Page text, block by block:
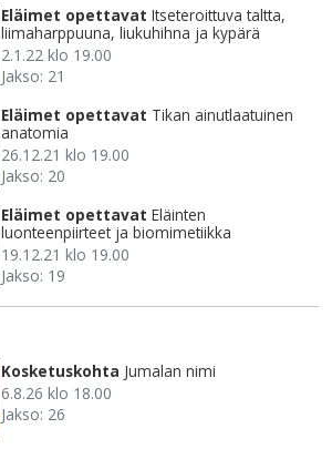
Eläimet opettavat Itseteroittuva taltta,
liimaharppuuna, liukuhihna ja kypärä
2.1.22 klo 19.00
Jakso: 21
Eläimet opettavat Tikan ainutlaatuinen
anatomia
26.12.21 klo 19.00
Jakso: 20
Eläimet opettavat Eläinten
luonteenpiirteet ja biomimetiikka
19.12.21 klo 19.00
Jakso: 19
Kosketuskohta Jumalan nimi
6.8.26 klo 18.00
Jakso: 26